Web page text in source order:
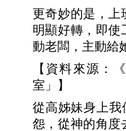
更奇妙的是，上
明顯好轉，即使
動老闆，主動給
【資料來源：
室」】
從高姊妹身上
怨，從神的角度